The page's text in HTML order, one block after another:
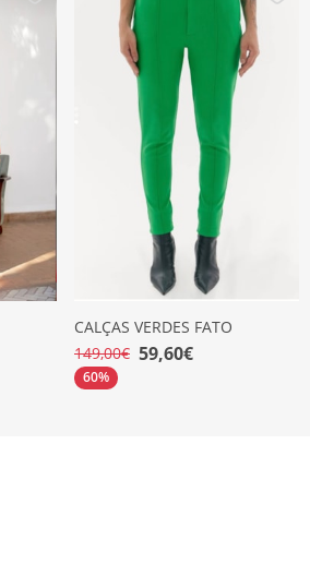
CALÇAS VERDES FATO
149,00€ 59,60€
60%